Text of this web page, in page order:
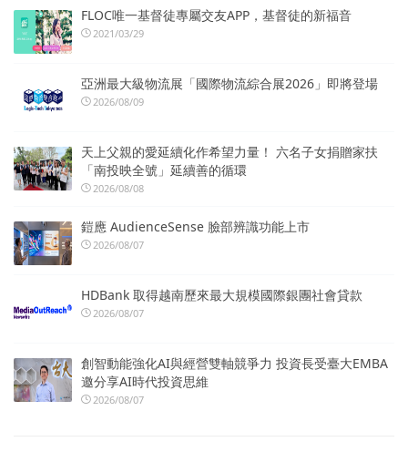
FLOC唯一基督徒專屬交友APP，基督徒的新福音
2021/03/29
亞洲最大級物流展「國際物流綜合展2026」即將登場
2026/08/09
天上父親的愛延續化作希望力量！ 六名子女捐贈家扶
「南投映全號」延續善的循環
2026/08/08
鎧應 AudienceSense 臉部辨識功能上市
2026/08/07
HDBank 取得越南歷來最大規模國際銀團社會貸款
2026/08/07
創智動能強化AI與經營雙軸競爭力 投資長受臺大EMBA
邀分享AI時代投資思維
2026/08/07